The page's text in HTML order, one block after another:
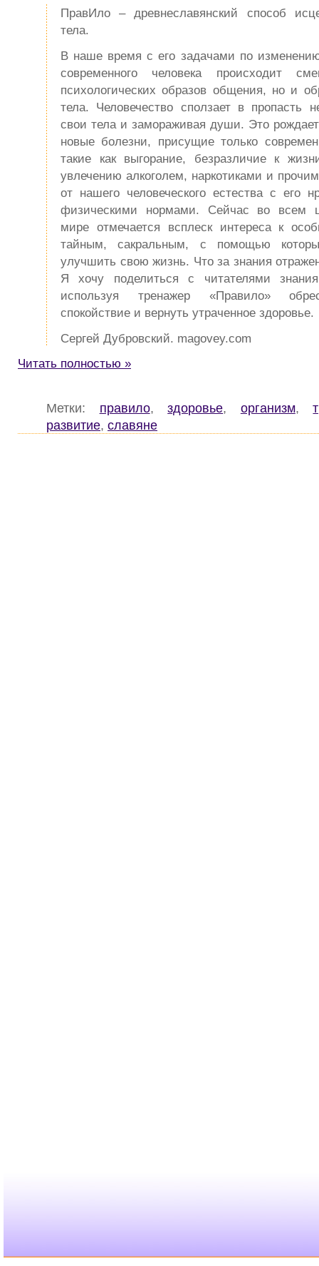
ПравИло – древнеславянский способ
тела.
В наше время с его задачами по
современного человека происходит
психологических образов общения, но и
тела. Человечество сползает в пропасть
свои тела и замораживая души. Это
новые болезни, присущие только
такие как выгорание, безразличие к
увлечению алкоголем, наркотиками и
от нашего человеческого естества с его
физическими нормами. Сейчас во всем
мире отмечается всплеск интереса к
тайным, сакральным, с помощью
улучшить свою жизнь. Что за знания
Я хочу поделиться с читателями
используя тренажер «Правило»
спокойствие и вернуть утраченное здоровье.
Сергей Дубровский. magovey.com
Читать полностью »
Метки: правило,здоровье, организм,
развитие, славяне